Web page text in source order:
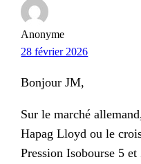
Anonyme
28 février 2026
Bonjour JM,
Sur le marché
Hapag Lloyd ou le
Pression Isobourse 5